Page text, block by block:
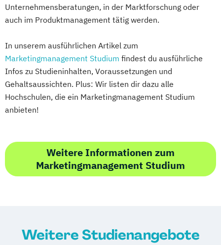
Unternehmensberatungen, in der Marktforschung oder
auch im Produktmanagement tätig werden.
In unserem ausführlichen Artikel zum
Marketingmanagement Studium findest du ausführliche
Infos zu Studieninhalten, Voraussetzungen und
Gehaltsaussichten. Plus: Wir listen dir dazu alle
Hochschulen, die ein Marketingmanagement Studium
anbieten!
Weitere Informationen zum
Marketingmanagement Studium
Weitere Studienangebote